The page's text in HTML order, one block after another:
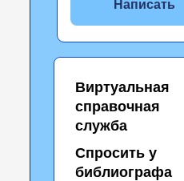
Написать
Виртуальная
справочная
служба
Спросить у
библиографа